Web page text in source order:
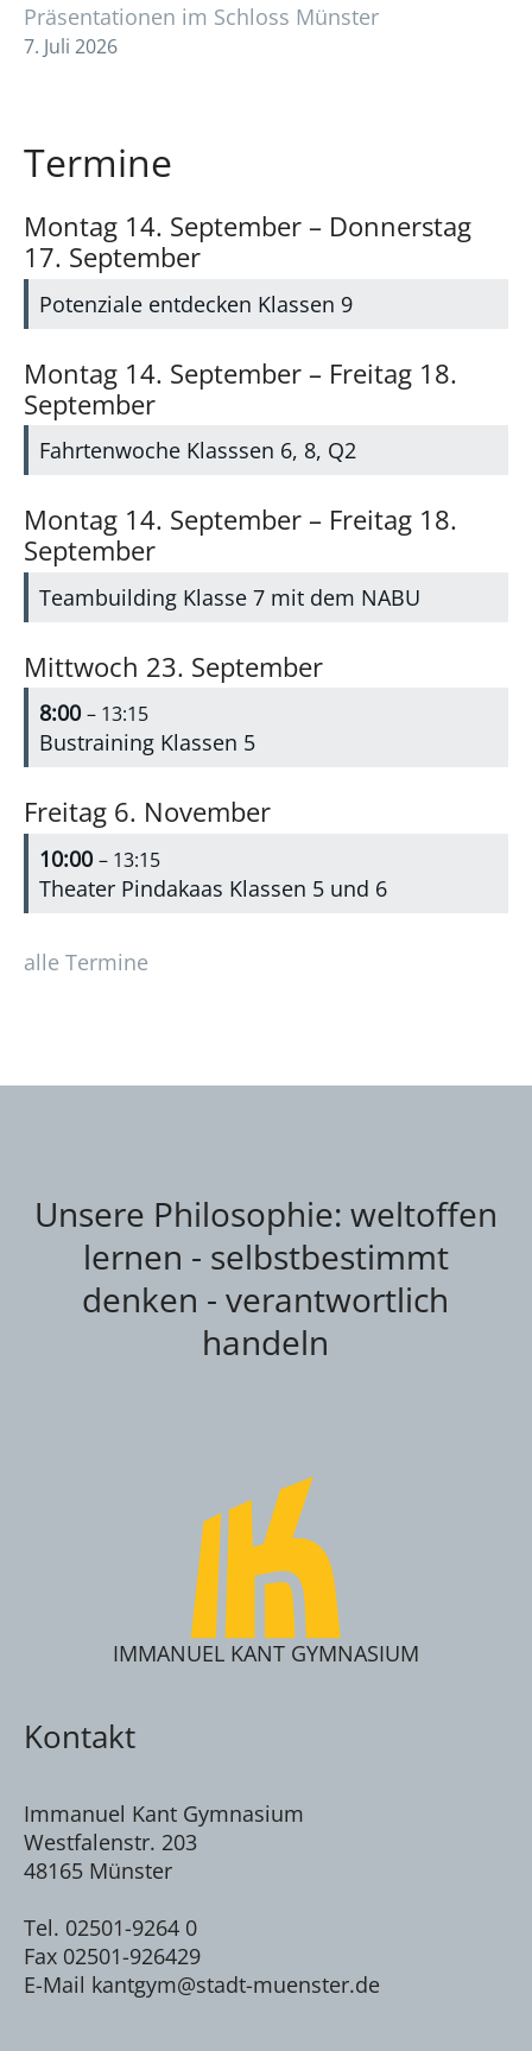
Präsentationen im Schloss Münster
7. Juli 2026
Termine
Montag 14. September – Donnerstag
17. September
Potenziale entdecken Klassen 9
Montag 14. September – Freitag 18.
September
Fahrtenwoche Klasssen 6, 8, Q2
Montag 14. September – Freitag 18.
September
Teambuilding Klasse 7 mit dem NABU
Mittwoch 23. September
8:00– 13:15
Bustraining Klassen 5
Freitag 6. November
10:00– 13:15
Theater Pindakaas Klassen 5 und 6
alle Termine
Unsere Philosophie: weltoffen
lernen - selbstbestimmt
denken - verantwortlich
handeln
IMMANUEL KANT GYMNASIUM
Kontakt
Immanuel Kant Gymnasium
Westfalenstr. 203
48165 Münster
Tel. 02501-9264 0
Fax 02501-926429
E-Mail kantgym@stadt-muenster.de